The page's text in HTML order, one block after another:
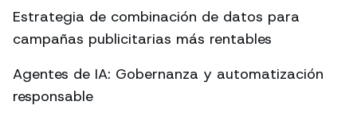
Estrategia de combinación de datos para
campañas publicitarias más rentables
Agentes de IA: Gobernanza y automatización
responsable